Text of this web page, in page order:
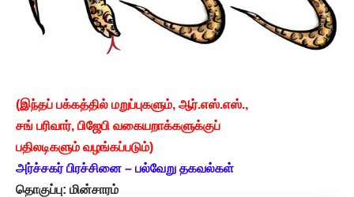
(இந்தப் பக்கத்தில் மறுப்புகளும், ஆர்.எஸ்.எஸ்.,
சங் பரிவார், பிஜேபி வகையறாக்களுக்குப்
பதிலடிகளும் வழங்கப்படும்)
அர்ச்சகர் பிரச்சினை – பல்வேறு தகவல்கள்
தொகுப்பு: மின்சாரம்